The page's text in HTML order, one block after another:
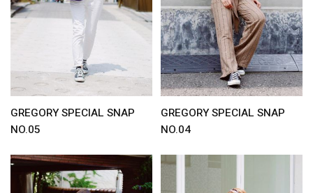
GREGORY SPECIAL SNAP
NO.05
GREGORY SPECIAL SNAP
NO.04